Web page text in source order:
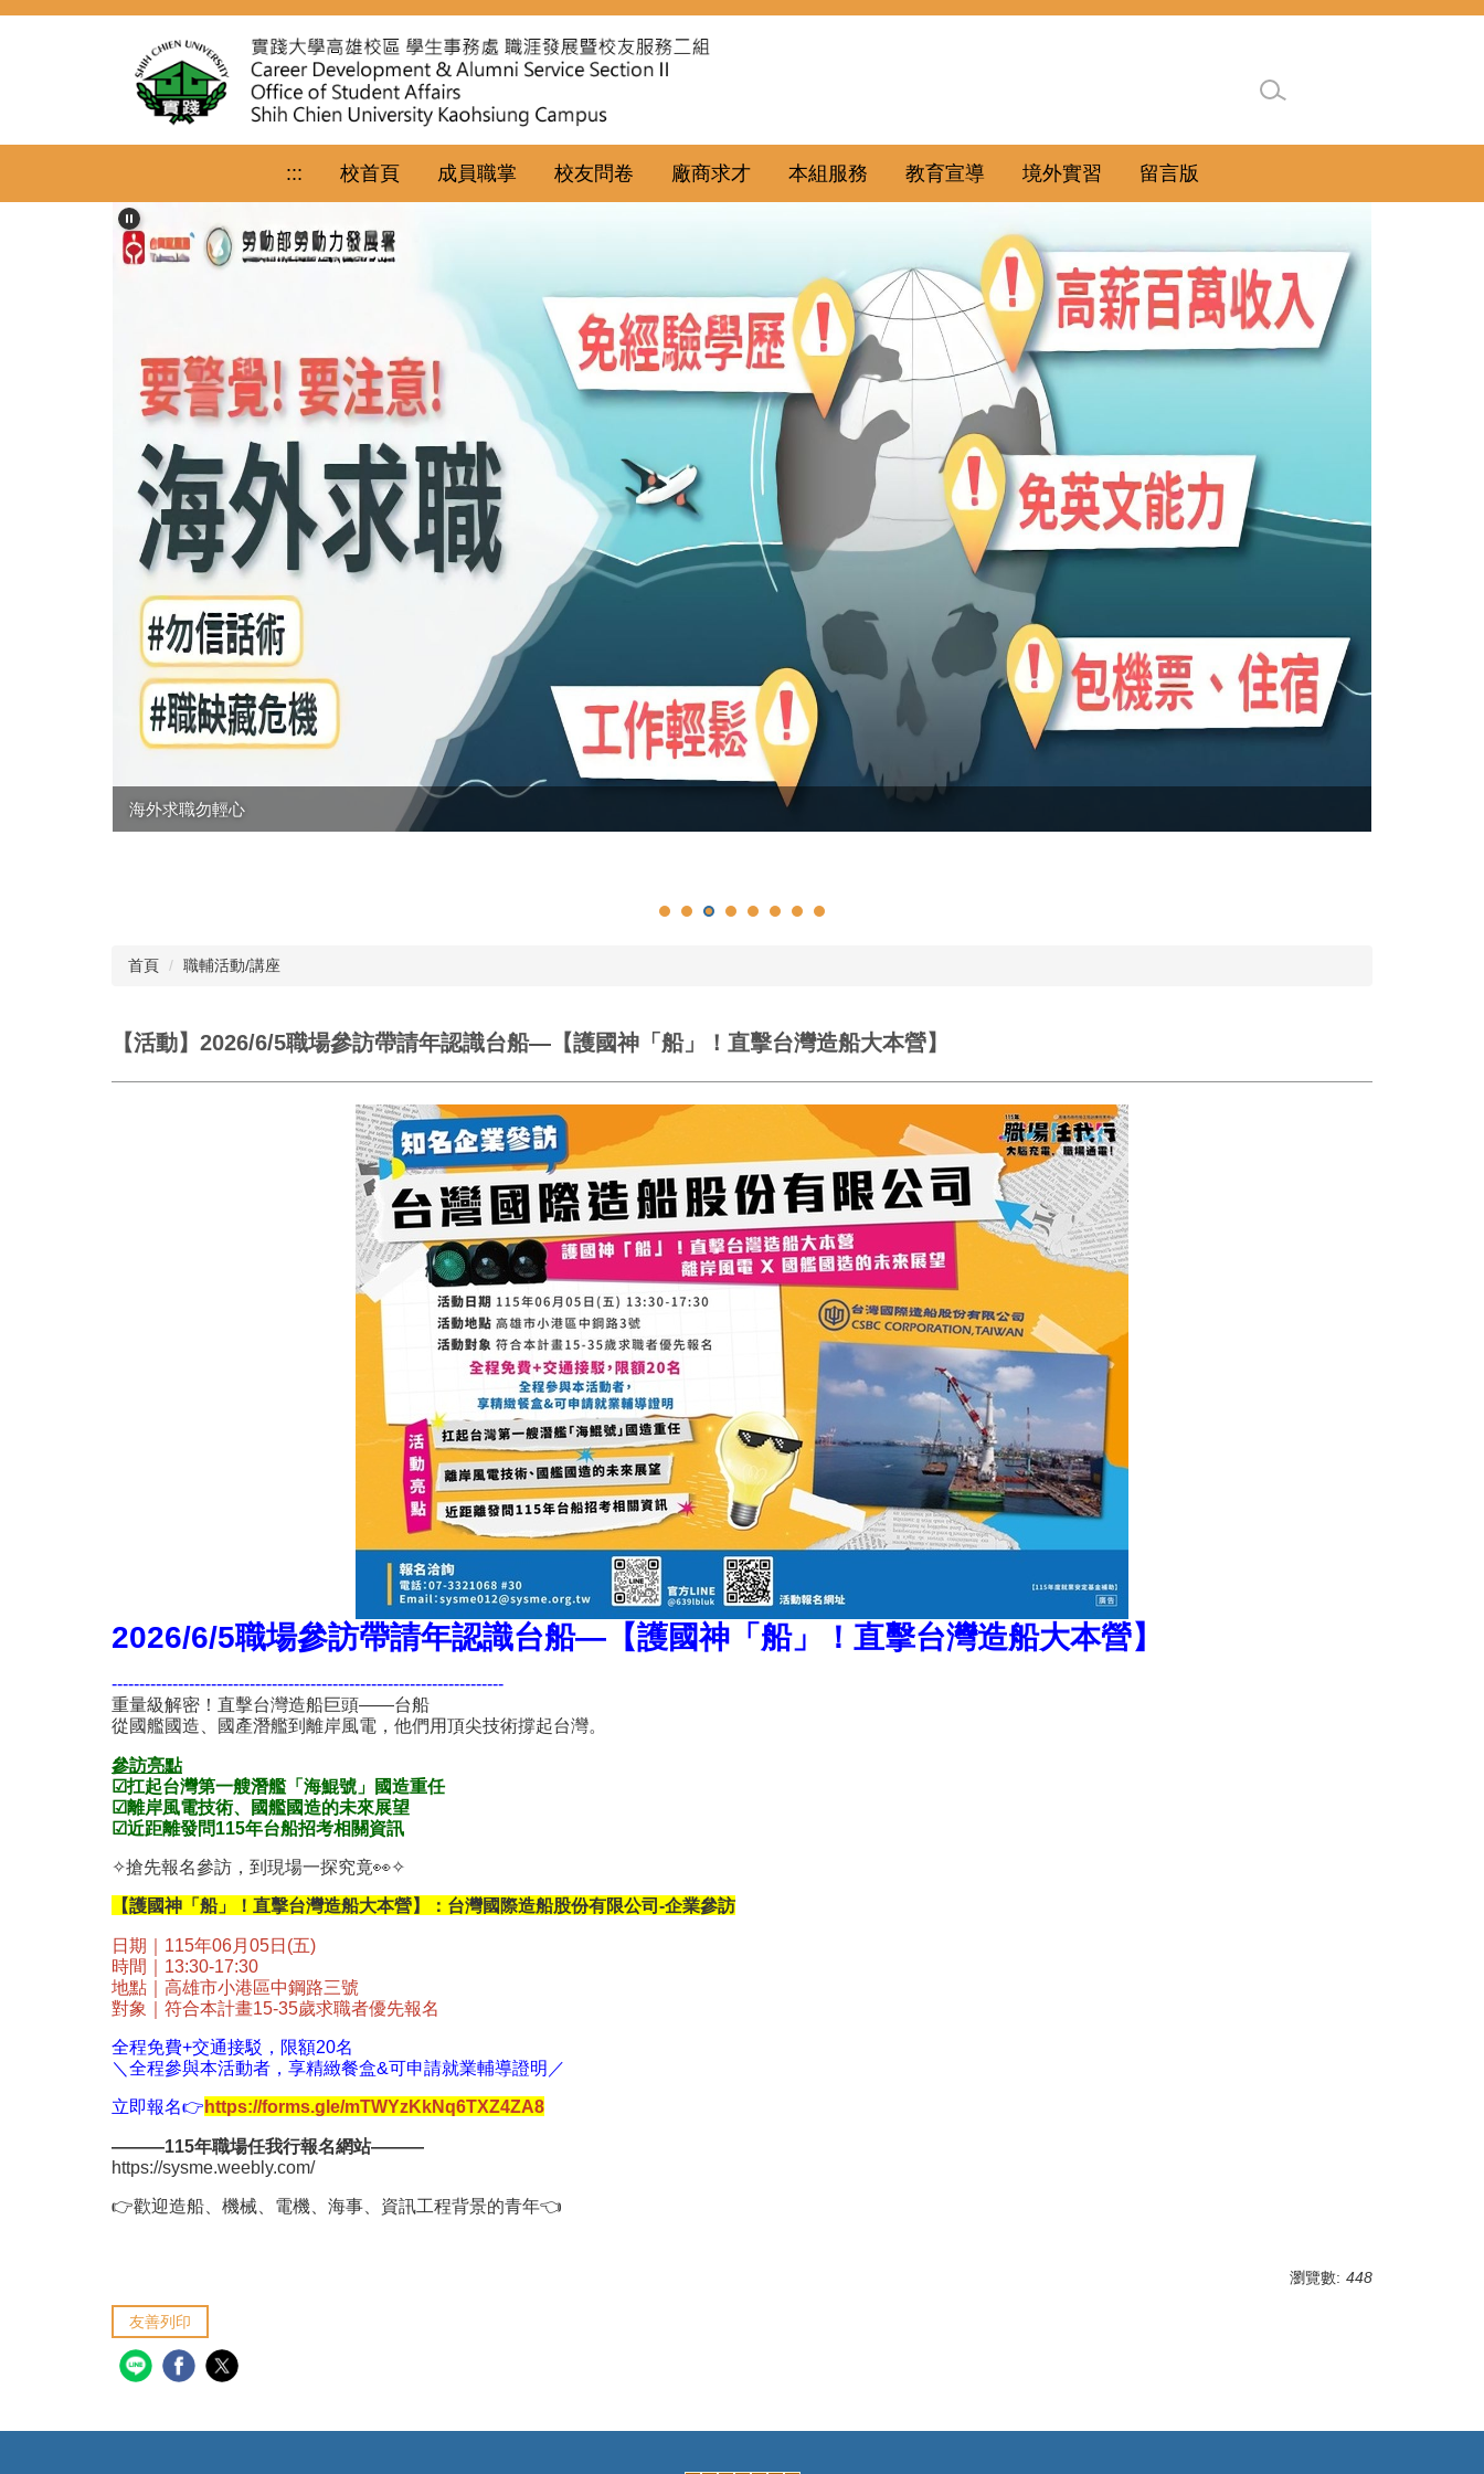
跳
::: 校首頁 成員職掌 校友問卷 廠商求才 本組服務 教育宣導 境外實習 留言版
海外求職勿輕心
首頁 職輔活動/講座
【活動】2026/6/5職場參訪帶請年認識台船—【護國神「船」！直擊台灣造船大本營】
2026/6/5職場參訪帶請年認識台船—【護國神「船」！直擊台灣造船大本營】
-----------------------------------------------------------------------
重量級解密！直擊台灣造船巨頭——台船
從國艦國造、國產潛艦到離岸風電，他們用頂尖技術撐起台灣。
參訪亮點
☑扛起台灣第一艘潛艦「海鯤號」國造重任
☑離岸風電技術、國艦國造的未來展望
☑近距離發問115年台船招考相關資訊
✧搶先報名參訪，到現場一探究竟👀✧
【護國神「船」！直擊台灣造船大本營】：台灣國際造船股份有限公司-企業參訪
日期｜115年06月05日(五)
時間｜13:30-17:30
地點｜高雄市小港區中鋼路三號
對象｜符合本計畫15-35歲求職者優先報名
全程免費+交通接駁，限額20名
＼全程參與本活動者，享精緻餐盒&可申請就業輔導證明／
立即報名👉 https://forms.gle/mTWYzKkNq6TXZ4ZA8
———115年職場任我行報名網站———
https://sysme.weebly.com/
👉歡迎造船、機械、電機、海事、資訊工程背景的青年👈
瀏覽數: 448
友善列印